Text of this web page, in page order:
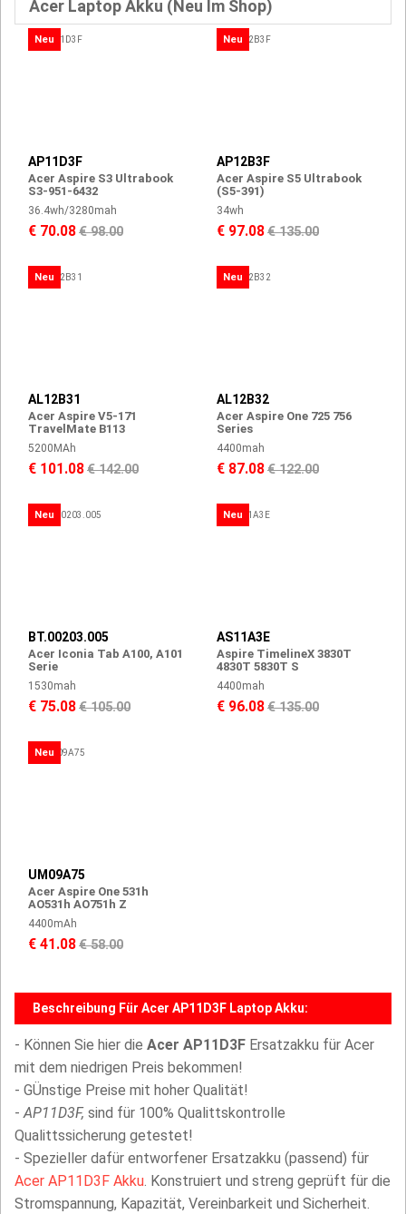
Acer Laptop Akku (Neu Im Shop)
Neu
AP11D3F
Acer Aspire S3 Ultrabook
S3-951-6432
36.4wh/3280mah
€ 70.08€ 98.00
Neu
AP12B3F
Acer Aspire S5 Ultrabook
(S5-391)
34wh
€ 97.08€ 135.00
Neu
AL12B31
Acer Aspire V5-171
TravelMate B113
5200MAh
€ 101.08€ 142.00
Neu
AL12B32
Acer Aspire One 725 756
Series
4400mah
€ 87.08€ 122.00
Neu
BT.00203.005
Acer Iconia Tab A100, A101
Serie
1530mah
€ 75.08€ 105.00
Neu
AS11A3E
Aspire TimelineX 3830T
4830T 5830T S
4400mah
€ 96.08€ 135.00
Neu
UM09A75
Acer Aspire One 531h
AO531h AO751h Z
4400mAh
€ 41.08€ 58.00
Beschreibung Für Acer AP11D3F Laptop Akku:
- Können Sie hier die Acer AP11D3F Ersatzakku für Acer
mit dem niedrigen Preis bekommen!
- GÜnstige Preise mit hoher Qualität!
-AP11D3F, sind für 100% Qualittskontrolle
Qualittssicherung getestet!
- Spezieller dafür entworfener Ersatzakku (passend) für
Acer AP11D3F Akku. Konstruiert und streng geprüft für die
Stromspannung, Kapazität, Vereinbarkeit und Sicherheit.